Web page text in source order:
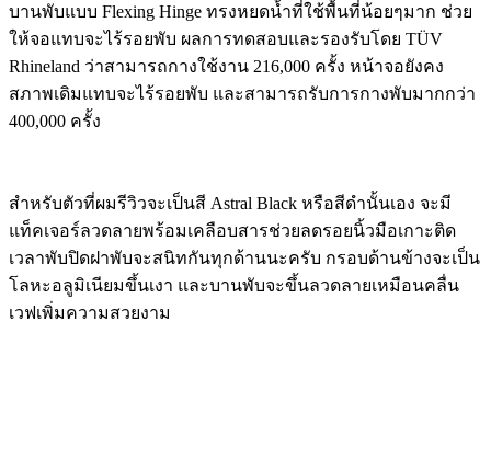
บานพับแบบ Flexing Hinge ทรงหยดน้ำที่ใช้พื้นที่น้อยๆมาก ช่วย
ให้จอแทบจะไร้รอยพับ ผลการทดสอบและรองรับโดย TÜV
Rhineland ว่าสามารถกางใช้งาน 216,000 ครั้ง หน้าจอยังคง
สภาพเดิมแทบจะไร้รอยพับ และสามารถรับการกางพับมากกว่า
400,000 ครั้ง
สำหรับตัวที่ผมรีวิวจะเป็นสี Astral Black หรือสีดำนั้นเอง จะมี
แท็คเจอร์ลวดลายพร้อมเคลือบสารช่วยลดรอยนิ้วมือเกาะติด
เวลาพับปิดฝาพับจะสนิทกันทุกด้านนะครับ กรอบด้านข้างจะเป็น
โลหะอลูมิเนียมขึ้นเงา และบานพับจะขึ้นลวดลายเหมือนคลื่น
เวฟเพิ่มความสวยงาม